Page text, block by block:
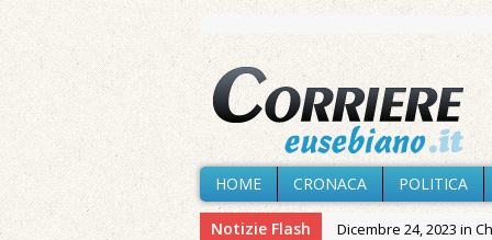
HOME CRONACA POLITICA
Notizie Flash Dicembre 24, 2023 in